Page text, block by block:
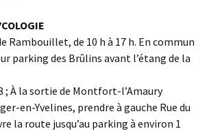
Rambouillet, de 10 h à 17 h. En commun
parking des Brûlins avant l’étang de la
; À la sortie de Montfort-l’Amaury
en-Yvelines, prendre à gauche Rue du
la route jusqu’au parking à environ 1